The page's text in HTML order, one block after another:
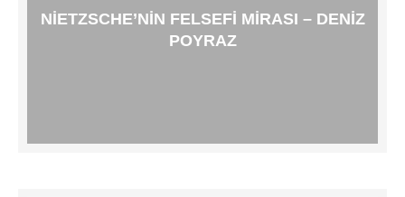
NIETZSCHE’NIN FELSEFI MIRASI – DENIZ
POYRAZ